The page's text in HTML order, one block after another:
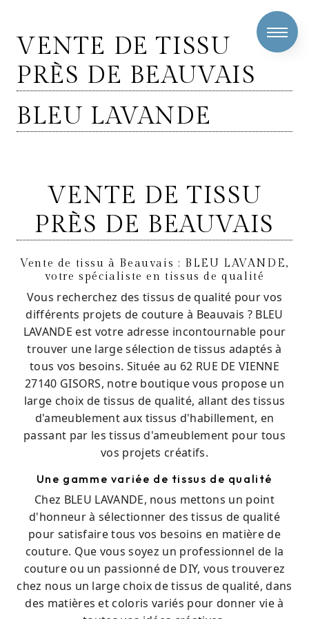
VENTE DE TISSU
PRÈS DE BEAUVAIS
BLEU LAVANDE
VENTE DE TISSU
PRÈS DE BEAUVAIS
Vente de tissu à Beauvais : BLEU LAVANDE,
votre spécialiste en tissus de qualité
Vous recherchez des tissus de qualité pour vos
différents projets de couture à Beauvais ? BLEU
LAVANDE est votre adresse incontournable pour
trouver une large sélection de tissus adaptés à
tous vos besoins. Située au 62 RUE DE VIENNE
27140 GISORS, notre boutique vous propose un
large choix de tissus de qualité, allant des tissus
d'ameublement aux tissus d'habillement, en
passant par les tissus d'ameublement pour tous
vos projets créatifs.
Une gamme variée de tissus de qualité
Chez BLEU LAVANDE, nous mettons un point
d'honneur à sélectionner des tissus de qualité
pour satisfaire tous vos besoins en matière de
couture. Que vous soyez un professionnel de la
couture ou un passionné de DIY, vous trouverez
chez nous un large choix de tissus de qualité, dans
des matières et coloris variés pour donner vie à